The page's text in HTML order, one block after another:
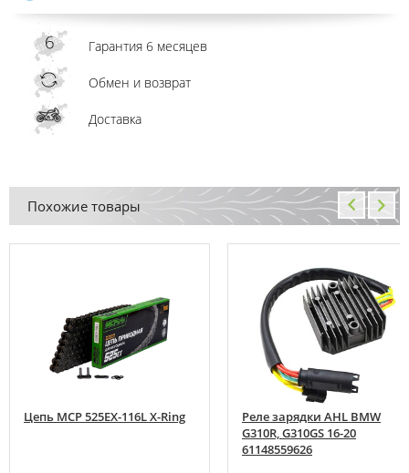
Гарантия 6 месяцев
Обмен и возврат
Доставка
Похожие товары
Цепь MCP 525EX-116L X-Ring
Реле зарядки AHL BMW
G310R, G310GS 16-20
61148559626